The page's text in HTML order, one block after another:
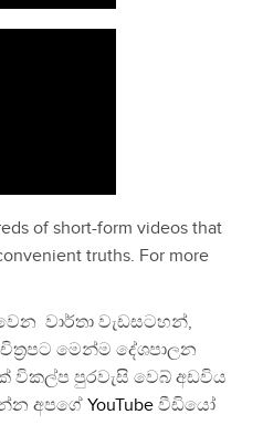
of short-form videos that
truths. For more
වාර්තා වැඩසටහන්,
මෙන්ම දේශපාලන
විකල්ප පුරවැසි වෙබ් අඩවිය
අපගේ YouTube වීඩියෝ